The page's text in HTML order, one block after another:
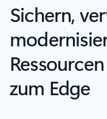
Sichern,
zum Edge